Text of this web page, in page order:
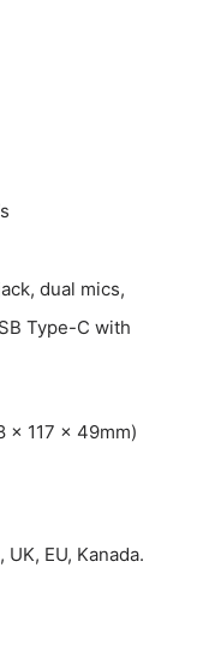
dual mics,
Type-C with
x 117 x 49mm)
EU, Kanada.